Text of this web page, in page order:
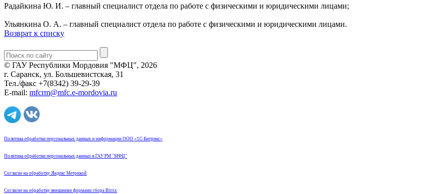
Радайкина Ю. И. – главный специалист отдела по работе с физическими и юридическими лицами;
Ульянкина О. А. – главный специалист отдела по работе с физическими и юридическими лицами.
Возврат к списку
© ГАУ Республики Мордовия "МФЦ", 2026
г. Саранск, ул. Большевистская, 31
Тел./факс +7(8342) 39-29-39
E-mail: mfcrm@mfc.e-mordovia.ru
Политика обработки персональных данных и информации ООО «1С-Битрикс»
Политика обработки персональных данных в ГАУ РМ "МФЦ"
Согласие на обработку Яндекс Метрикой
Согласие на обработку внешними формами сбора Bitrix